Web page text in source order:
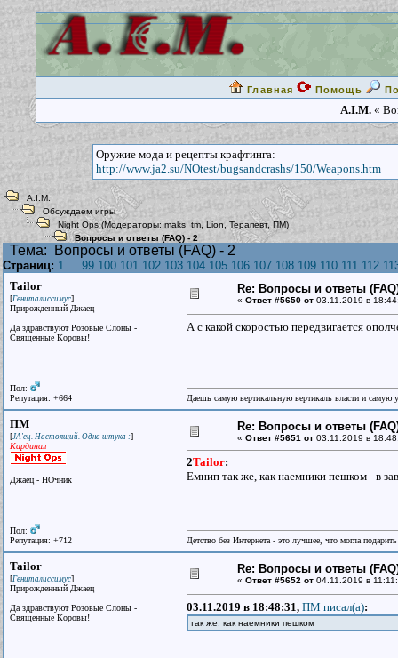
Главная Помощь
A.I.M.«
Оружие мода и рецепты крафтинга:
http://www.ja2.su/NOtest/bugsandcrashs/150/Weapons.htm
A.I.M.
Обсуждаем игры
Night Ops (Модераторы:maks_tm Lion Терапевт, ПМ)
Вопросы и ответы (FAQ) - 2
Тема: Вопросы и ответы (FAQ) - 2
Страниц: 1 ... 99 100 101 102 103 104 105 106 107 108 109 110 111 112
Tailor
[Гениталиссимус]
Прирожденный Джаец
Да здравствуют Розовые Слоны -
Священные Коровы!
Пол:
Репутация: +664
Re: Вопросы и ответы
« Ответ #5650 от 03.11.2019 в
А с какой скоростью передвигается
Даешь самую вертикальную вертикаль власти и
ПМ
[JA'ец. Настоящий. Одна штука :]
Кардинал
Джаец - НОчник
Пол:
Репутация: +712
Re: Вопросы и ответы
« Ответ #5651 от 03.11.2019 в
2Tailor:
Емнип так же, как наемники пешком - в
Детство без Интернета - это лучшее, что могла
Tailor
[Гениталиссимус]
Прирожденный Джаец
Да здравствуют Розовые Слоны -
Священные Коровы!
Re: Вопросы и ответы
« Ответ #5652 от 04.11.2019 в
03.11.2019 в 18:48:31, ПМ писал(a):
так же, как наемники пешком